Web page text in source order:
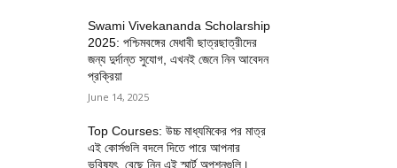
Swami Vivekananda Scholarship
2025: পশ্চিমবঙ্গের মেধাবী ছাত্রছাত্রীদের
জন্য দুর্দান্ত সুযোগ, এখনই জেনে নিন আবেদন
প্রক্রিয়া
June 14, 2025
Top Courses: উচ্চ মাধ্যমিকের পর মাত্র
এই কোর্সগুলি বদলে দিতে পারে আপনার
ভবিষ্যৎ, বেছে নিন এই স্মার্ট অপশনগুলি।